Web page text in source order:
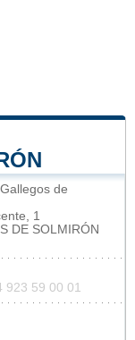
de
1
DE SOLMIRÓN
923 59 00 01